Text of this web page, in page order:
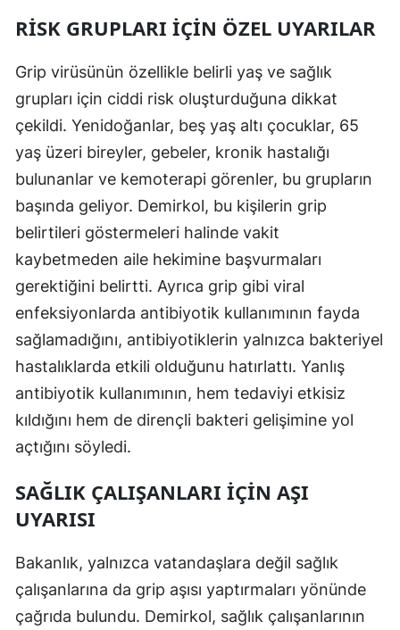
Malatya
Manisa
Kahramanmaraş
Mardin
Muğla
Muş
Niğde
Ordu
Rize
Sakarya
Samsun
Sinop
Tekirdağ
Tokat
RISK GRUPLARI IÇIN ÖZEL UYARILAR
Grip virüsünün özellikle belirli yaş ve sağlık
grupları için ciddi risk oluşturduğuna dikkat
çekildi. Yenidoğanlar, beş yaş altı çocuklar, 65
yaş üzeri bireyler, gebeler, kronik hastalığı
bulunanlar ve kemoterapi görenler, bu grupların
başında geliyor. Demirkol, bu kişilerin grip
belirtileri göstermeleri halinde vakit
kaybetmeden aile hekimine başvurmaları
gerektiğini belirtti. Ayrıca grip gibi viral
enfeksiyonlarda antibiyotik kullanımının fayda
sağlamadığını, antibiyotiklerin yalnızca bakteriyel
hastalıklarda etkili olduğunu hatırlattı. Yanlış
antibiyotik kullanımının, hem tedaviyi etkisiz
kıldığını hem de dirençli bakteri gelişimine yol
açtığını söyledi.
SAĞLIK ÇALIŞANLARI IÇIN AŞI
UYARISI
Bakanlık, yalnızca vatandaşlara değil sağlık
çalışanlarına da grip aşısı yaptırmaları yönünde
çağrıda bulundu. Demirkol, sağlık çalışanlarının